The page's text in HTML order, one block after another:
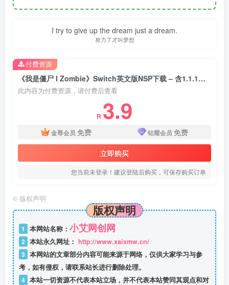
I try to give up the dream just a dream.
努力了才叫梦想
《我是僵尸 I Zombie》Switch英文版NSP下载 – 含1.1.1补丁
此内容为付费资源，请付费后查看
R 3.9
金尊会员 免费 钻耀会员 免费
立即购买
您当前未登录！建议登陆后购买，可保存购买订单
付费资源
© 版权声明
版权声明
1 本网站名称： 小艾网创网
2 本站永久网址： http://www.xaixmw.cn/
3 本网站的文章部分内容可能来源于网络，仅供大家学习与参
考，如有侵权，请联系站长进行删除处理。
4 本站一切资源不代表本站立场，并不代表本站赞同其观点和对